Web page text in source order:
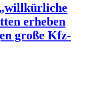
erheben
große Kfz-